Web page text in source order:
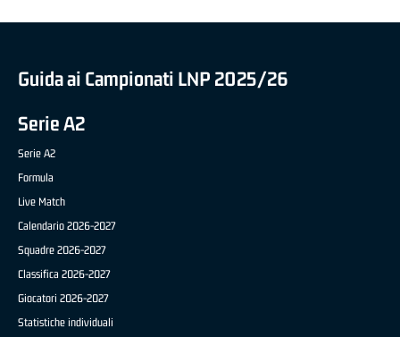
Guida ai Campionati LNP 2025/26
Serie A2
Serie A2
Formula
Live Match
Calendario 2026-2027
Squadre 2026-2027
Classifica 2026-2027
Giocatori 2026-2027
Statistiche individuali